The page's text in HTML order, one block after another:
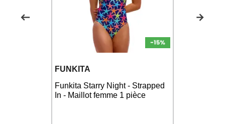
FUNKITA
Funkita Starry Night - Strapped
In - Maillot femme 1 pièce